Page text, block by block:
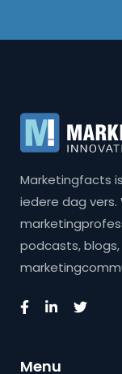
Marketingfacts
iedere dag
podcasts,
Menu